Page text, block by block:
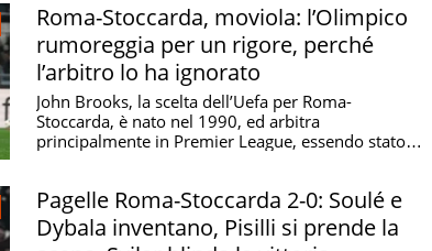
Roma-Stoccarda, moviola: l’Olimpico
rumoreggia per un rigore, perché
l’arbitro lo ha ignorato
John Brooks, la scelta dell’Uefa per Roma-
Stoccarda, è nato nel 1990, ed arbitra
principalmente in Premier League, essendo stato
Pagelle Roma-Stoccarda 2-0: Soulé e
Dybala inventano, Pisilli si prende la